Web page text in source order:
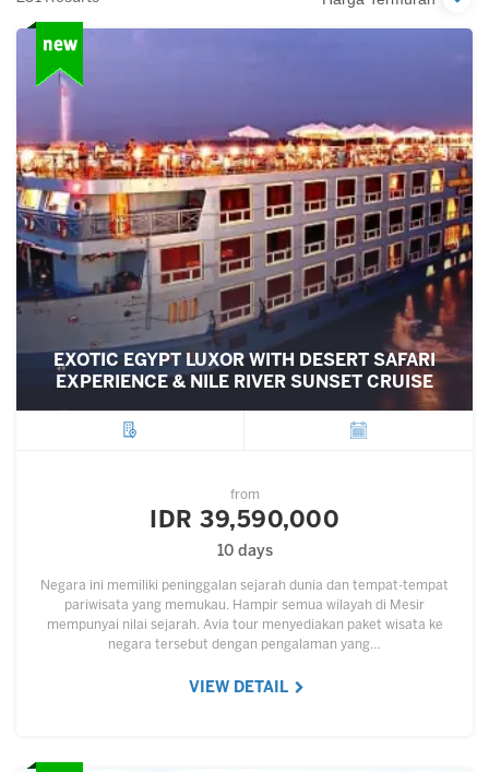
EXOTIC EGYPT LUXOR WITH DESERT SAFARI
EXPERIENCE & NILE RIVER SUNSET CRUISE
from
IDR 39,590,000
10 days
Negara ini memiliki peninggalan sejarah dunia dan tempat-tempat
pariwisata yang memukau. Hampir semua wilayah di Mesir
mempunyai nilai sejarah. Avia tour menyediakan paket wisata ke
negara tersebut dengan pengalaman yang…
VIEW DETAIL